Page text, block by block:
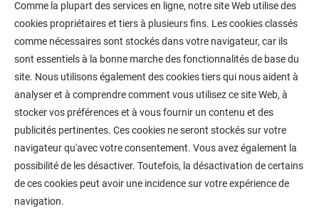
Comme la plupart des services en ligne, notre site Web utilise des
cookies propriétaires et tiers à plusieurs fins. Les cookies classés
comme nécessaires sont stockés dans votre navigateur, car ils
sont essentiels à la bonne marche des fonctionnalités de base du
site. Nous utilisons également des cookies tiers qui nous aident à
analyser et à comprendre comment vous utilisez ce site Web, à
stocker vos préférences et à vous fournir un contenu et des
publicités pertinentes. Ces cookies ne seront stockés sur votre
navigateur qu'avec votre consentement. Vous avez également la
possibilité de les désactiver. Toutefois, la désactivation de certains
de ces cookies peut avoir une incidence sur votre expérience de
navigation.